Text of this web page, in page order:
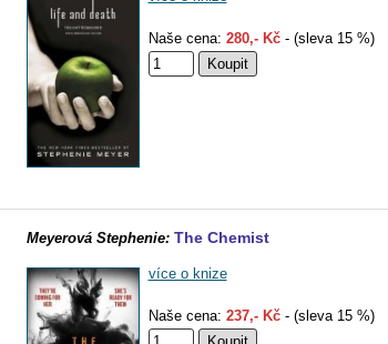
Naše cena: 280,- Kč- (sleva 15 %)
Meyerová Stephenie: The Chemist
více o knize
Naše cena: 237,- Kč- (sleva 15 %)